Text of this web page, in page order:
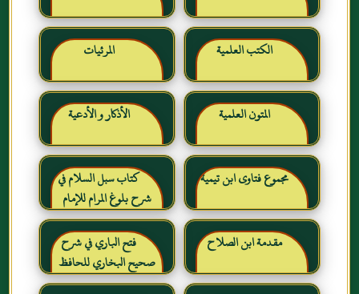
الكتب العلمية المرئيات
المتون العلمية الأذكار و الأدعية
مجموع فتاوى ابن تيمية
كتاب سبل السلام في
شرح بلوغ المرام للإمام
الصنعاني رحمه الله
مقدمة ابن الصلاح
فتح الباري في شرح
صحيح البخاري للحافظ
ابن حجر العسقلاني